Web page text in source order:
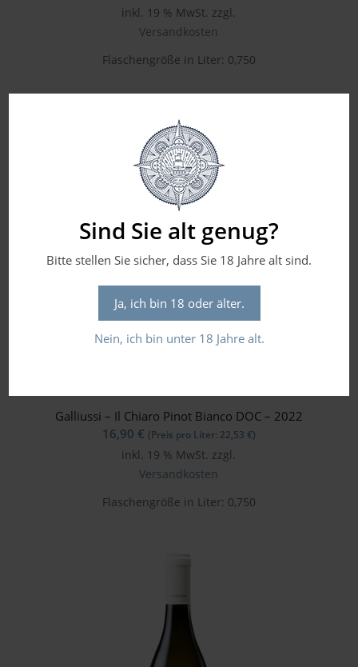
Sind Sie alt genug?
Bitte stellen Sie sicher, dass Sie 18 Jahre alt sind.
Ja, ich bin 18 oder älter.
Nein, ich bin unter 18 Jahre alt.
inkl. 19 % MwSt. zzgl.
Versandkosten
Flaschengröße in Liter: 0,750
Galliussi – Il Chiaro Pinot Bianco DOC – 2022
16,90 € (Preis pro Liter: 22,53 €)
inkl. 19 % MwSt. zzgl.
Versandkosten
Flaschengröße in Liter: 0,750